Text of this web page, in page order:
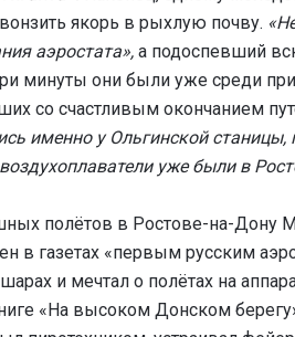
якорь в рыхлую почву.
аэростата», а подоспевший
минуты они были уже среди
со счастливым окончанием
именно у Ольгинской
уже были в
полётов в Ростове-на-Дону
в газетах «первым русским
и мечтал о полётах на
«На высоком Донском